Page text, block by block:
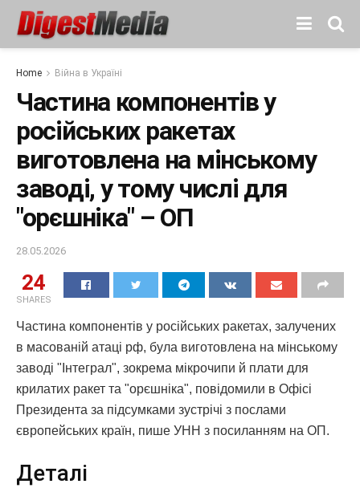
Home Війна в Україні
Частина компонентів у
російських ракетах
виготовлена на мінському
заводі, у тому числі для
"орєшніка" – ОП
28.05.2026
24
SHARES
Частина компонентів у російських ракетах, залучених
в масованій атаці рф, була виготовлена на мінському
заводі "Інтеграл", зокрема мікрочипи й плати для
крилатих ракет та "орєшніка", повідомили в Офісі
Президента за підсумками зустрічі з послами
європейських країн, пише УНН з посиланням на ОП.
Деталі